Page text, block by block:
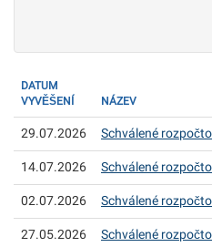
DATUM
VYVĚŠENÍ
NÁZEV
29.07.2026 Schválené
14.07.2026 Schválené
02.07.2026 Schválené
27.05.2026 Schválené